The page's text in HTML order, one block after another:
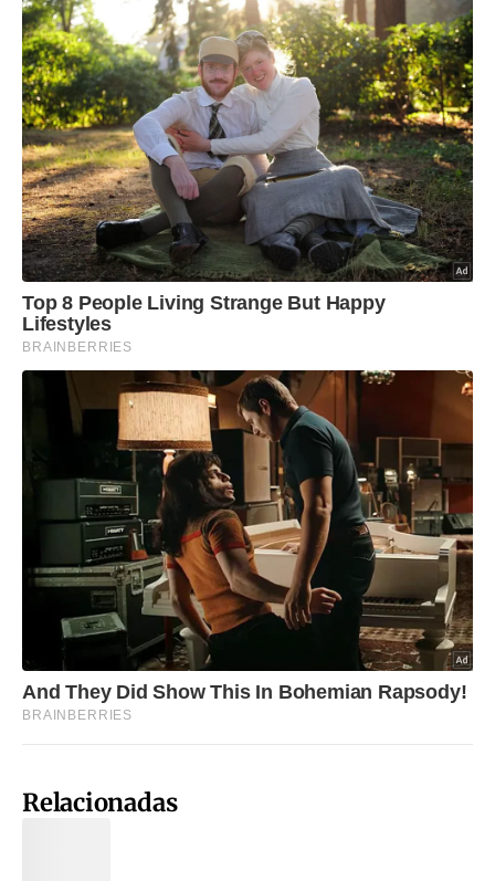
Relacionadas